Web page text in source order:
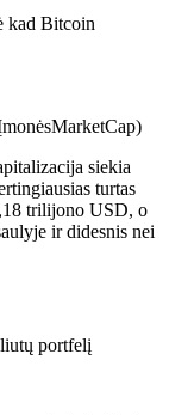
kad Bitcoin
)
siekia
turtas
trilijono USD, o
ir didesnis nei
portfelį